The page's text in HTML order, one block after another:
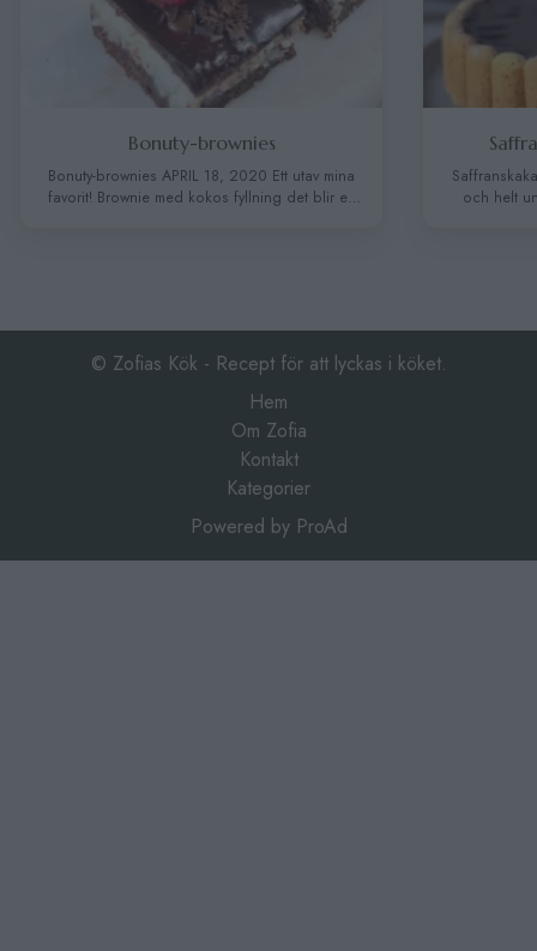
Bonuty-brownies
Bonuty-brownies APRIL 18, 2020 Ett utav mina
favorit! Brownie med kokos fyllning det blir en
vetemjöl 0.5 …Continued
och helt
© Zofias Kök - Recept för att lyckas i köket.
Hem
Om Zofia
Kontakt
Kategorier
Powered by ProAd